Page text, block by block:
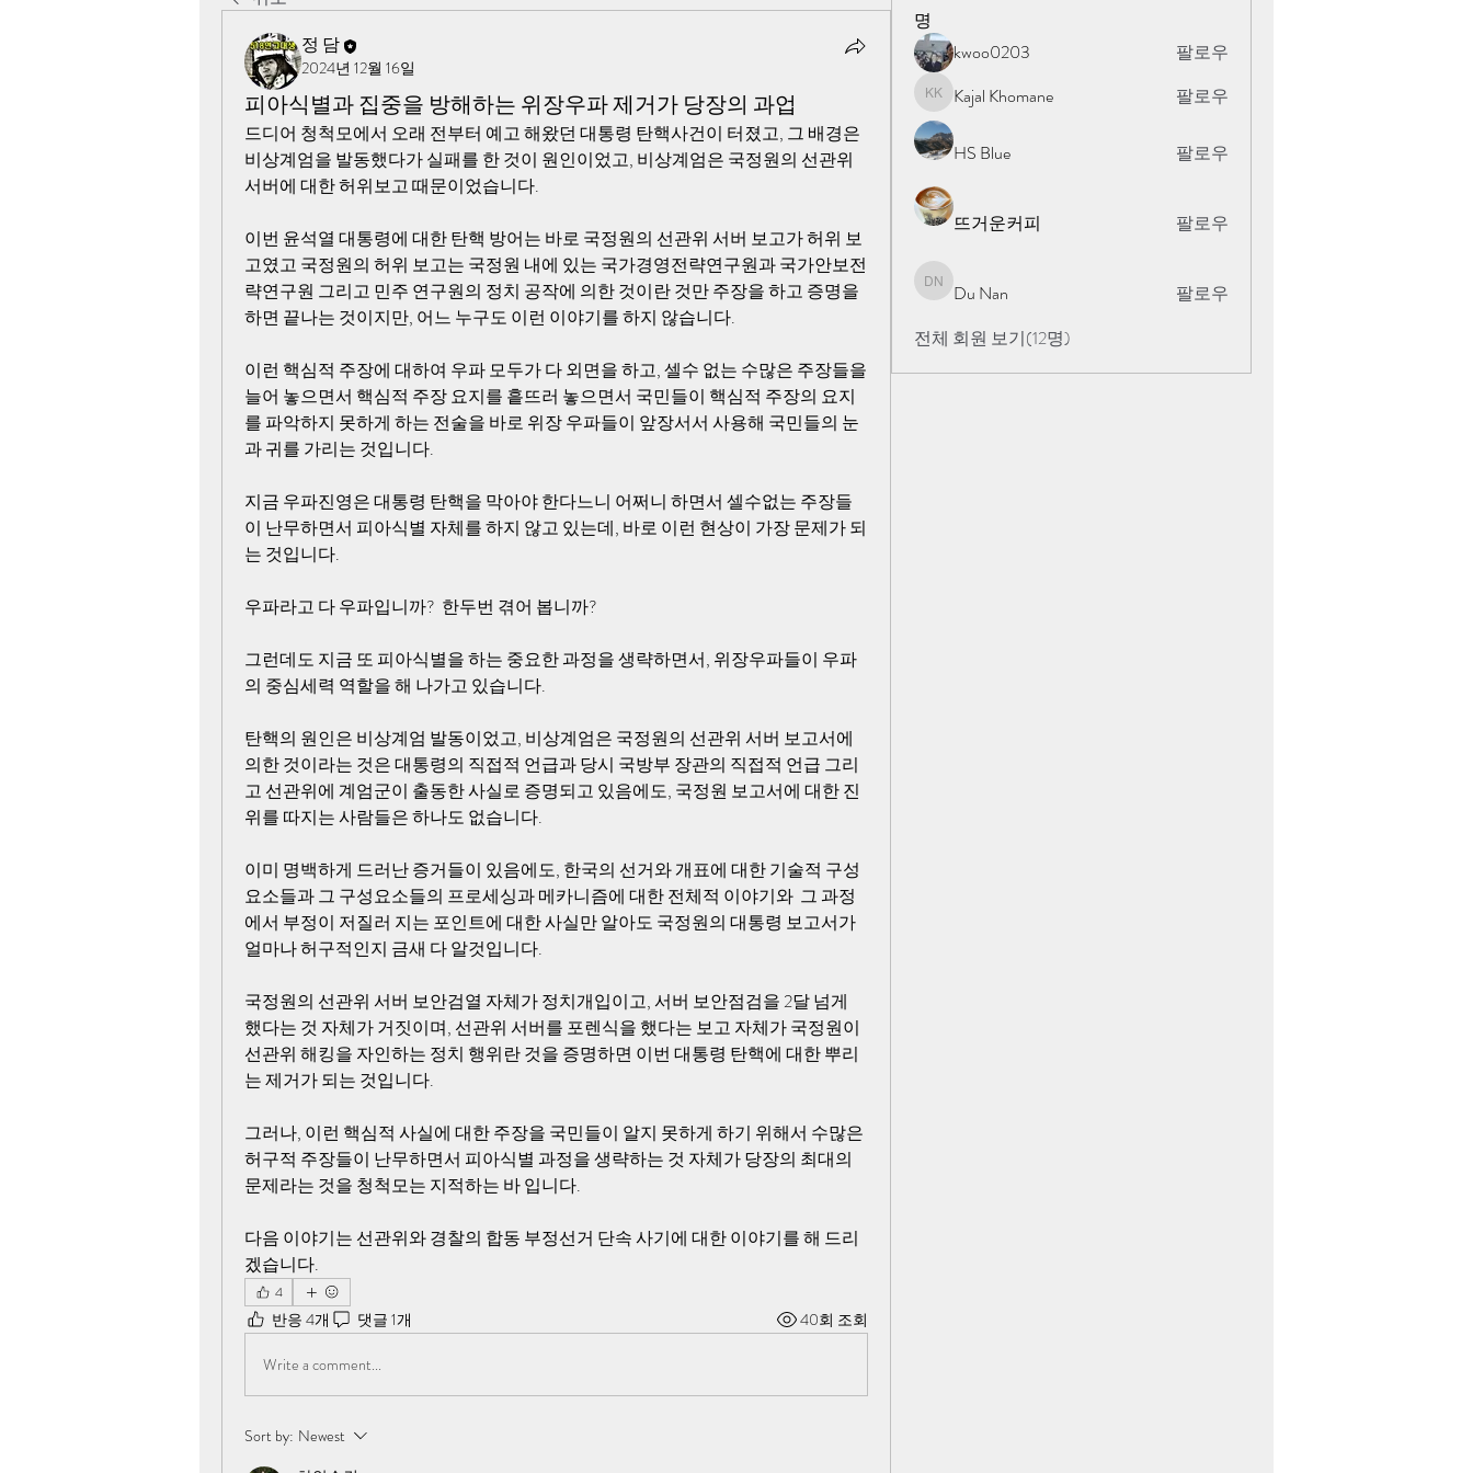
정 담
2024년 12월 16일
피아식별과 집중을 방해하는 위장우파 제거가 당장의 과업
드디어 청척모에서 오래 전부터 예고 해왔던 대통령 탄핵사건이 터졌고, 그 배경은
비상계엄을 발동했다가 실패를 한 것이 원인이었고, 비상계엄은 국정원의 선관위
서버에 대한 허위보고 때문이었습니다.
이번 윤석열 대통령에 대한 탄핵 방어는 바로 국정원의 선관위 서버 보고가 허위 보
고였고 국정원의 허위 보고는 국정원 내에 있는 국가경영전략연구원과 국가안보전
략연구원 그리고 민주 연구원의 정치 공작에 의한 것이란 것만 주장을 하고 증명을
하면 끝나는 것이지만, 어느 누구도 이런 이야기를 하지 않습니다.
이런 핵심적 주장에 대하여 우파 모두가 다 외면을 하고, 셀수 없는 수많은 주장들을
늘어 놓으면서 핵심적 주장 요지를 흩뜨러 놓으면서 국민들이 핵심적 주장의 요지
를 파악하지 못하게 하는 전술을 바로 위장 우파들이 앞장서서 사용해 국민들의 눈
과 귀를 가리는 것입니다.
지금 우파진영은 대통령 탄핵을 막아야 한다느니 어쩌니 하면서 셀수없는 주장들
이 난무하면서 피아식별 자체를 하지 않고 있는데, 바로 이런 현상이 가장 문제가 되
는 것입니다.
우파라고 다 우파입니까?  한두번 겪어 봅니까?
그런데도 지금 또 피아식별을 하는 중요한 과정을 생략하면서, 위장우파들이 우파
의 중심세력 역할을 해 나가고 있습니다.
탄핵의 원인은 비상계엄 발동이었고, 비상계엄은 국정원의 선관위 서버 보고서에
의한 것이라는 것은 대통령의 직접적 언급과 당시 국방부 장관의 직접적 언급 그리
고 선관위에 계엄군이 출동한 사실로 증명되고 있음에도, 국정원 보고서에 대한 진
위를 따지는 사람들은 하나도 없습니다.
이미 명백하게 드러난 증거들이 있음에도, 한국의 선거와 개표에 대한 기술적 구성
요소들과 그 구성요소들의 프로세싱과 메카니즘에 대한 전체적 이야기와  그 과정
에서 부정이 저질러 지는 포인트에 대한 사실만 알아도 국정원의 대통령 보고서가
얼마나 허구적인지 금새 다 알것입니다.
국정원의 선관위 서버 보안검열 자체가 정치개입이고, 서버 보안점검을 2달 넘게
했다는 것 자체가 거짓이며, 선관위 서버를 포렌식을 했다는 보고 자체가 국정원이
선관위 해킹을 자인하는 정치 행위란 것을 증명하면 이번 대통령 탄핵에 대한 뿌리
는 제거가 되는 것입니다.
그러나, 이런 핵심적 사실에 대한 주장을 국민들이 알지 못하게 하기 위해서 수많은
허구적 주장들이 난무하면서 피아식별 과정을 생략하는 것 자체가 당장의 최대의
문제라는 것을 청척모는 지적하는 바 입니다.
다음 이야기는 선관위와 경찰의 합동 부정선거 단속 사기에 대한 이야기를 해 드리
겠습니다.
4
반응 4개 댓글 1개 40회 조회
Write a comment...
Sort by: Newest
명
kwoo0203
팔로우
Kajal Khomane
Kajal Khomane 팔로우
HS Blue 팔로우
뜨거운커피 팔로우
Du NanDu Nan
팔로우
전체 회원 보기(12명)